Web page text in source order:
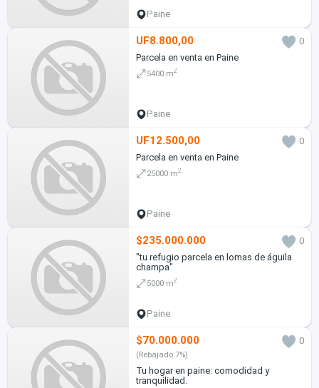
Paine
UF8.800,00
0
Parcela en venta en Paine
5400 m2
Paine
UF12.500,00
0
Parcela en venta en Paine
25000 m2
Paine
$235.000.000
0
"tu refugio parcela en lomas de águila
champa"
5000 m2
Paine
$70.000.000 0
(Rebajado 7%)
Tu hogar en paine: comodidad y
tranquilidad.